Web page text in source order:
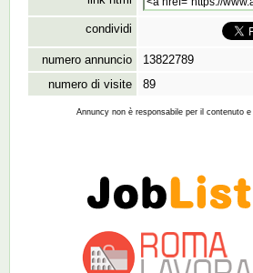
condividi
numero annuncio
13822789
numero di visite
89
Annuncy non è responsabile per il contenuto